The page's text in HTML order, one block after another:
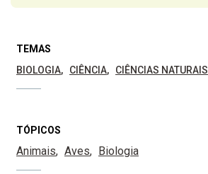
TEMAS
BIOLOGIA
CIÊNCIA CIÊNCIAS NATURAIS
TÓPICOS
Animais Aves Biologia